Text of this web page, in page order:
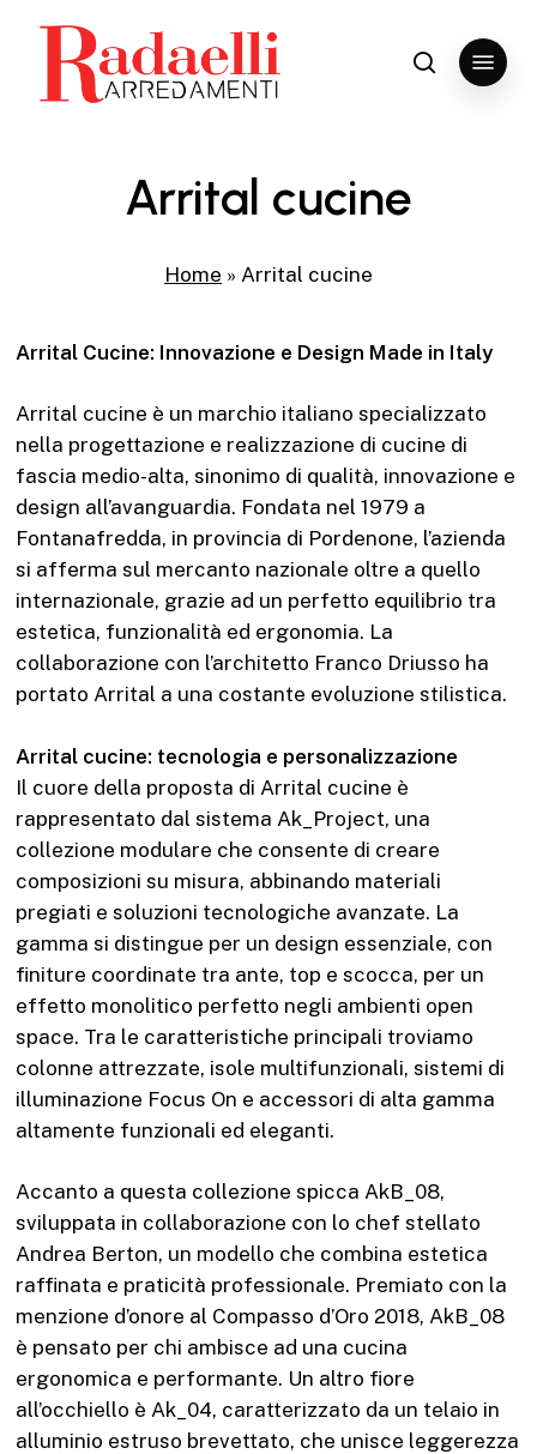
content
search
Menu
Arrital cucine
Home » Arrital cucine
Arrital Cucine: Innovazione e Design Made in Italy
Arrital cucine è un marchio italiano specializzato
nella progettazione e realizzazione di cucine di
fascia medio-alta, sinonimo di qualità, innovazione e
design all’avanguardia. Fondata nel 1979 a
Fontanafredda, in provincia di Pordenone, l’azienda
si afferma sul mercanto nazionale oltre a quello
internazionale, grazie ad un perfetto equilibrio tra
estetica, funzionalità ed ergonomia. La
collaborazione con l’architetto Franco Driusso ha
portato Arrital a una costante evoluzione stilistica.
Arrital cucine: tecnologia e personalizzazione
Il cuore della proposta di Arrital cucine è
rappresentato dal sistema Ak_Project, una
collezione modulare che consente di creare
composizioni su misura, abbinando materiali
pregiati e soluzioni tecnologiche avanzate. La
gamma si distingue per un design essenziale, con
finiture coordinate tra ante, top e scocca, per un
effetto monolitico perfetto negli ambienti open
space. Tra le caratteristiche principali troviamo
colonne attrezzate, isole multifunzionali, sistemi di
illuminazione Focus On e accessori di alta gamma
altamente funzionali ed eleganti.
Accanto a questa collezione spicca AkB_08,
sviluppata in collaborazione con lo chef stellato
Andrea Berton, un modello che combina estetica
raffinata e praticità professionale. Premiato con la
menzione d’onore al Compasso d’Oro 2018, AkB_08
è pensato per chi ambisce ad una cucina
ergonomica e performante. Un altro fiore
all’occhiello è Ak_04, caratterizzato da un telaio in
alluminio estruso brevettato, che unisce leggerezza
Close